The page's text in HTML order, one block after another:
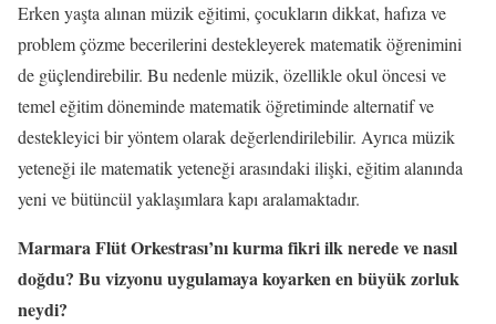
Erken yaşta alınan müzik eğitimi, çocukların dikkat, hafıza ve
problem çözme becerilerini destekleyerek matematik öğrenimini
de güçlendirebilir. Bu nedenle müzik, özellikle okul öncesi ve
temel eğitim döneminde matematik öğretiminde alternatif ve
destekleyici bir yöntem olarak değerlendirilebilir. Ayrıca müzik
yeteneği ile matematik yeteneği arasındaki ilişki, eğitim alanında
yeni ve bütüncül yaklaşımlara kapı aralamaktadır.
Marmara Flüt Orkestrası’nı kurma fikri ilk nerede ve nasıl
doğdu? Bu vizyonu uygulamaya koyarken en büyük zorluk
neydi?